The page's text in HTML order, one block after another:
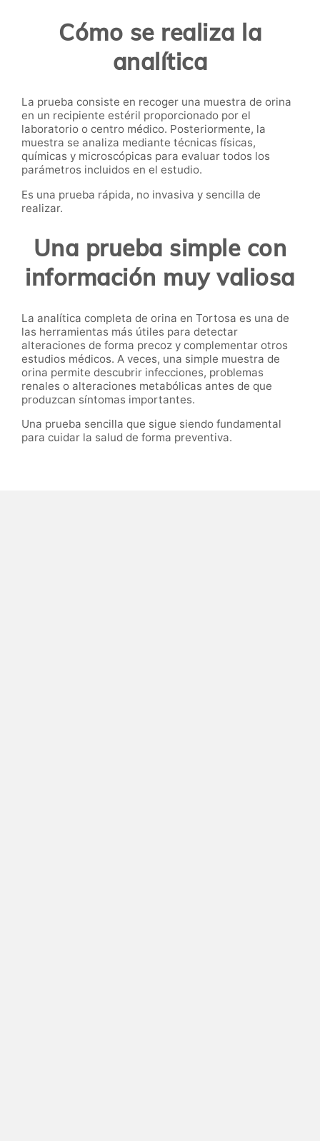
Cómo se realiza la
analítica
La prueba consiste en recoger una muestra de orina
en un recipiente estéril proporcionado por el
laboratorio o centro médico. Posteriormente, la
muestra se analiza mediante técnicas físicas,
químicas y microscópicas para evaluar todos los
parámetros incluidos en el estudio.
Es una prueba rápida, no invasiva y sencilla de
realizar.
Una prueba simple con
información muy valiosa
La analítica completa de orina en Tortosa es una de
las herramientas más útiles para detectar
alteraciones de forma precoz y complementar otros
estudios médicos. A veces, una simple muestra de
orina permite descubrir infecciones, problemas
renales o alteraciones metabólicas antes de que
produzcan síntomas importantes.
Una prueba sencilla que sigue siendo fundamental
para cuidar la salud de forma preventiva.